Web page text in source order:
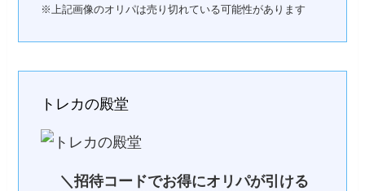
※上記画像のオリパは売り切れている可能性があります
トレカの殿堂
＼招待コードでお得にオリパが引ける